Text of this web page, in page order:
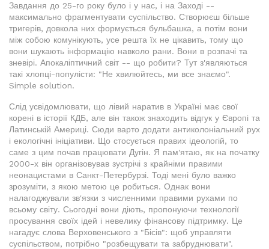
Завдання до 25-го року було і у нас, і на Заході --
максимально фрагментувати суспільство. Створюєш більше
тригерів, довкола них формується бульбашка, а потім вони
між собою комунікують, усе решта їх не цікавить, тому що
вони шукають інформацію навколо рани. Вони в розпачі та
зневірі. Апокаліптичний світ -- що робити? Тут з'являються
такі хлопці-популісти: "Не хвилюйтесь, ми все знаємо".
Simple solution.
Слід усвідомлювати, що лівий наратив в Україні має свої
корені в історії КДБ, але він також знаходить відгук у Європі та
Латинській Америці. Сюди варто додати антиколоніальний рух
і екологічні ініціативи. Що стосується правих ідеологій, то
саме з цим почав працювати Дугін. Я пам'ятаю, як на початку
2000-х він організовував зустрічі з крайніми правими
неонацистами в Санкт-Петербурзі. Тоді мені було важко
зрозуміти, з якою метою це робиться. Однак вони
налагоджували зв'язки з численними правими рухами по
всьому світу. Сьогодні вони діють, пропонуючи технології
просування своїх ідей і невелику фінансову підтримку. Це
нагадує слова Верховенського з "Бісів": щоб управляти
суспільством, потрібно "розбещувати та забруднювати".